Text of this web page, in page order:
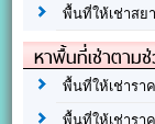
พื้นที่ให้เช่าสย
หาพื้นที่เช่าตาม
พื้นที่ให้เช่ารา
พื้นที่ให้เช่ารา